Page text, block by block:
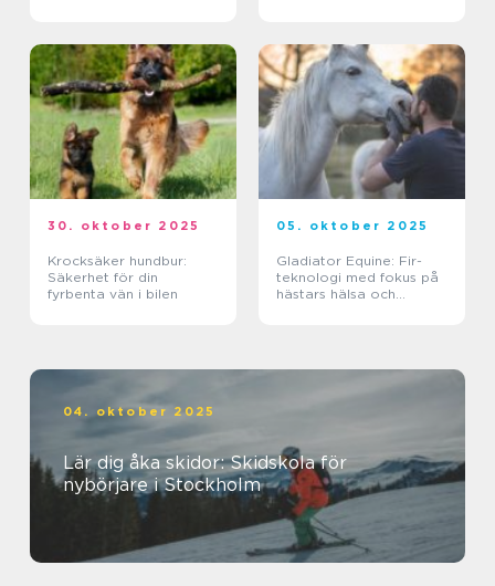
30. oktober 2025
Krocksäker hundbur:
Säkerhet för din
fyrbenta vän i bilen
05. oktober 2025
Gladiator Equine: Fir-
teknologi med fokus på
hästars hälsa och
04. oktober 2025
Lär dig åka skidor: Skidskola för
nybörjare i Stockholm